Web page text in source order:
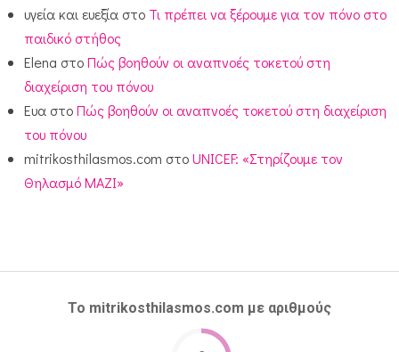
υγεία και ευεξία στο Τι πρέπει να ξέρουμε για τον πόνο στο
παιδικό στήθος
Elena στοΠώς βοηθούν οι αναπνοές τοκετού στη
διαχείριση του πόνου
Ευα στοΠώς βοηθούν οι αναπνοές τοκετού στη διαχείριση
του πόνου
mitrikosthilasmos.com στοUNICEF: «Στηρίζουμε τον
Θηλασμό ΜΑΖΙ»
Το mitrikosthilasmos.com με αριθμούς